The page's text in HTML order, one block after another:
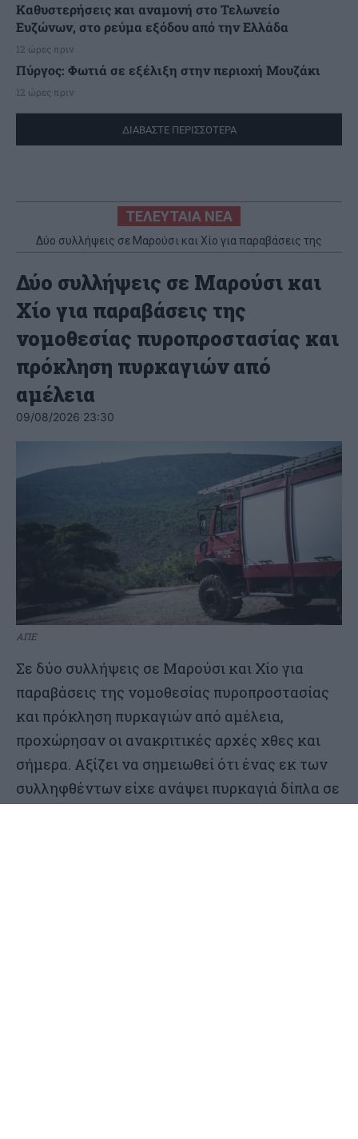
Καθυστερήσεις και αναμονή στο Τελωνείο
Ευζώνων, στο ρεύμα εξόδου από την Ελλάδα
12 ώρες πριν
Πύργος: Φωτιά σε εξέλιξη στην περιοχή Μουζάκι
12 ώρες πριν
ΔΙΑΒΑΣΤΕ ΠΕΡΙΣΣΟΤΕΡΑ